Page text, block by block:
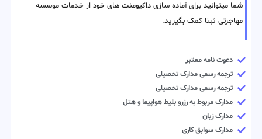
شما میتوانید برای آماده سازی داکیومنت های خود از خدمات موسسه
مهاجرتی ثبتا کمک بگیرید.
دعوت نامه معتبر
ترجمه رسمی مدارک تحصیلی
ترجمه رسمی مدارک تحصیلی
مدارک مربوط به رزرو بلیط هواپیما و هتل
مدارک زبان
مدارک سوابق کاری